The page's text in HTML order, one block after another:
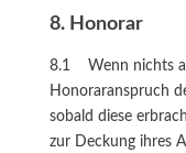
8. Honorar
8.1 Wenn nichts
Honoraranspruch
sobald diese
zur Deckung ihres